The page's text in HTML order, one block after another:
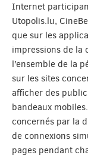
Internet
Utopolis.lu,
que sur les
impressions de la
l’ensemble de la
sur les sites
afficher des
bandeaux
concernés par la
de connexions
pages pendant